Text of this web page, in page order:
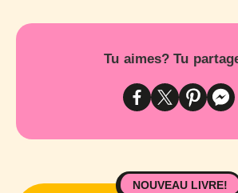
Tu aimes? Tu
NOUVEAU LIVRE!